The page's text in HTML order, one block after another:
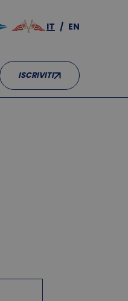
IT EN
ISCRIVITI